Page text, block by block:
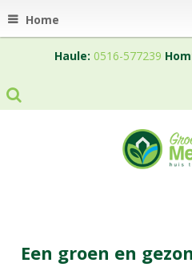
Home
Haule: 0516-577239
Een groen en